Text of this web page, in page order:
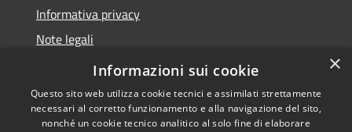
Informativa privacy
Note legali
Dichiarazione di Accessibilità
×
Informazioni sui cookie
Questo sito web utilizza cookie tecnici e assimilati strettamente
necessari al corretto funzionamento e alla navigazione del sito,
nonché un cookie tecnico analitico al solo fine di elaborare